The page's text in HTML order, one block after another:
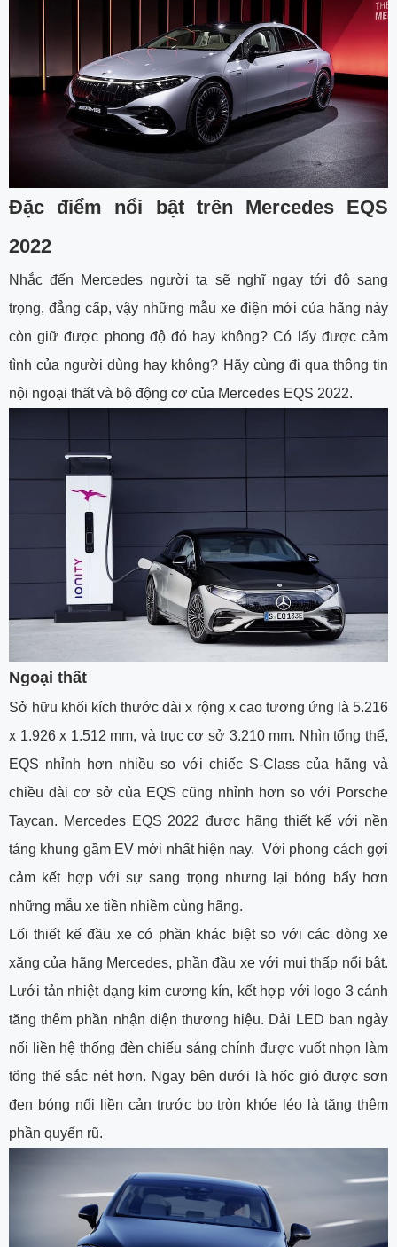
Đặc điểm nổi bật trên Mercedes EQS
2022
Nhắc đến Mercedes người ta sẽ nghĩ ngay tới độ sang
trọng, đẳng cấp, vậy những mẫu xe điện mới của hãng này
còn giữ được phong độ đó hay không? Có lấy được cảm
tình của người dùng hay không? Hãy cùng đi qua thông tin
nội ngoại thất và bộ động cơ của Mercedes EQS 2022.
Ngoại thất
Sở hữu khối kích thước dài x rộng x cao tương ứng là 5.216
x 1.926 x 1.512 mm, và trục cơ sở 3.210 mm. Nhìn tổng thể,
EQS nhỉnh hơn nhiều so với chiếc S-Class của hãng và
chiều dài cơ sở của EQS cũng nhỉnh hơn so với Porsche
Taycan. Mercedes EQS 2022 được hãng thiết kế với nền
tảng khung gầm EV mới nhất hiện nay. Với phong cách gợi
cảm kết hợp với sự sang trọng nhưng lại bóng bẩy hơn
những mẫu xe tiền nhiềm cùng hãng.
Lối thiết kế đầu xe có phần khác biệt so với các dòng xe
xăng của hãng Mercedes, phần đầu xe với mui thấp nổi bật.
Lưới tản nhiệt dạng kim cương kín, kết hợp với logo 3 cánh
tăng thêm phần nhận diện thương hiệu. Dải LED ban ngày
nối liền hệ thống đèn chiếu sáng chính được vuốt nhọn làm
tổng thể sắc nét hơn. Ngay bên dưới là hốc gió được sơn
đen bóng nối liền cản trước bo tròn khóe léo là tăng thêm
phần quyến rũ.